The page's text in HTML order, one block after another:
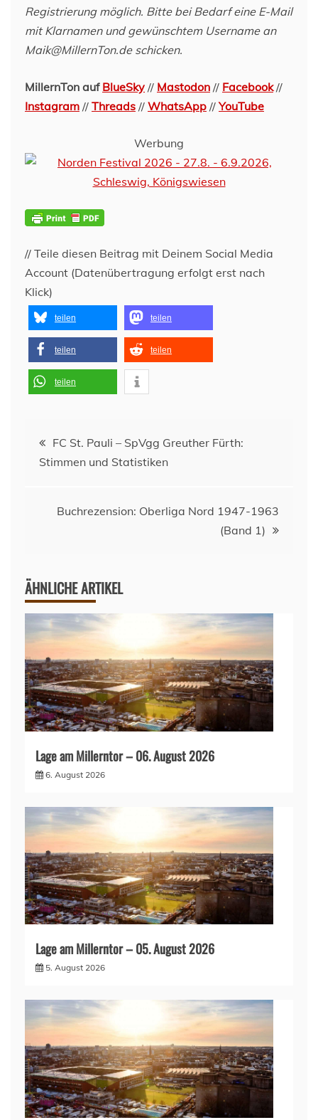
Registrierung möglich. Bitte bei Bedarf eine E-Mail
mit Klarnamen und gewünschtem Username an
Maik@MillernTon.de schicken.
MillernTon auf BlueSky // Mastodon // Facebook//
Instagram // Threads // WhatsApp //YouTube
Werbung
// Teile diesen Beitrag mit Deinem Social Media
Account (Datenübertragung erfolgt erst nach
Klick)
teilen teilen
teilen teilen
teilen
Beitragsnavigation
FC St. Pauli – SpVgg Greuther Fürth:
Stimmen und Statistiken
Buchrezension: Oberliga Nord 1947-1963
(Band 1)
ÄHNLICHE ARTIKEL
Lage am Millerntor – 06. August 2026
6. August 2026
Lage am Millerntor – 05. August 2026
5. August 2026